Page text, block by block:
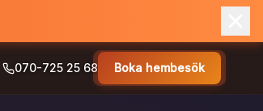
070-725 25 68 Boka hembesök